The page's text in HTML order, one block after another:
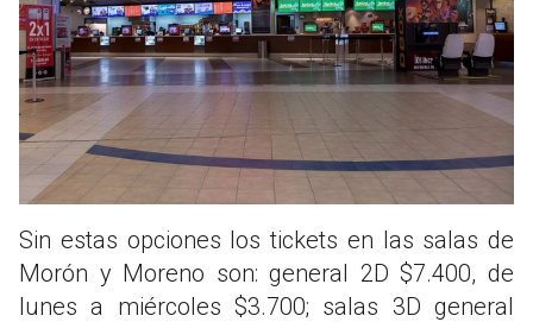
Sin estas opciones los tickets en las salas de
Morón y Moreno son: general 2D $7.400, de
lunes a miércoles $3.700; salas 3D general